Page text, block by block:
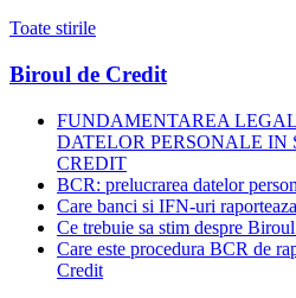
Toate stirile
Biroul de Credit
FUNDAMENTAREA
DATELOR PERSONALE
CREDIT
BCR: prelucrarea datelor
Care banci si IFN-uri
Ce trebuie sa stim despre
Care este procedura BCR de
Credit